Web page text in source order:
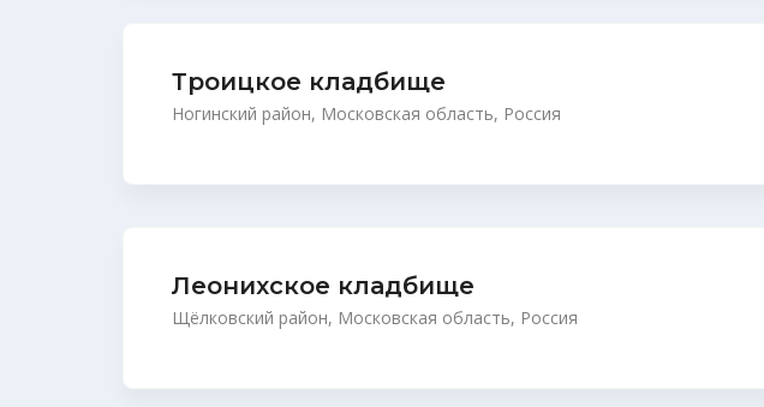
Троицкое кладбище
Ногинский район, Московская область, Россия
Леонихское кладбище
Щёлковский район, Московская область, Россия